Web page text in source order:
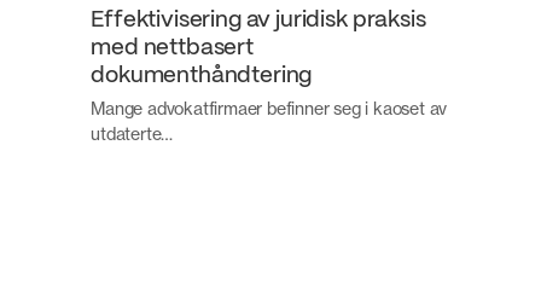
Effektivisering av juridisk praksis
med nettbasert
dokumenthåndtering
Mange advokatfirmaer befinner seg i kaoset av
utdaterte…